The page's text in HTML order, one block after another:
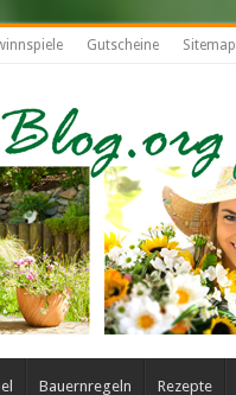
Gutscheine Sitemap
Bauernregeln Rezepte